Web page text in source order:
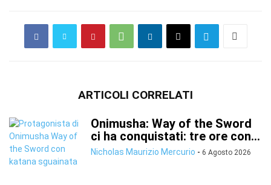
ARTICOLI CORRELATI
Onimusha: Way of the Sword
ci ha conquistati: tre ore con...
Nicholas Maurizio Mercurio - 6 Agosto 2026